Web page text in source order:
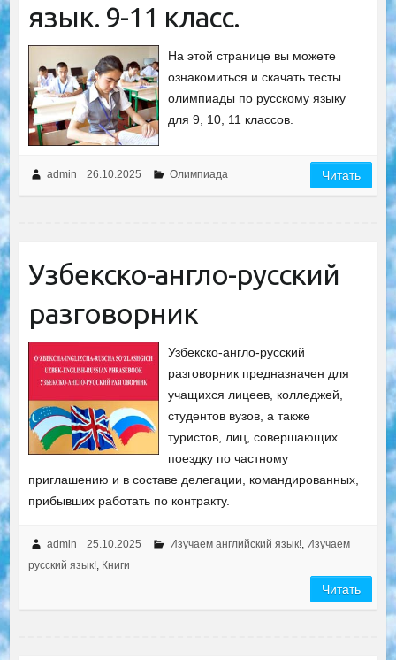
язык. 9-11 класс.
На этой странице вы можете
ознакомиться и скачать тесты
олимпиады по русскому языку
для 9, 10, 11 классов.
admin 26.10.2025 Олимпиада Читать
Узбекско-англо-русский
разговорник
Узбекско-англо-русский
разговорник предназначен для
учащихся лицеев, колледжей,
студентов вузов, а также
туристов, лиц, совершающих
поездку по частному
приглашению и в составе делегации, командированных,
прибывших работать по контракту.
admin 25.10.2025 Изучаем английский язык!, Изучаем
русский язык!, Книги
Читать